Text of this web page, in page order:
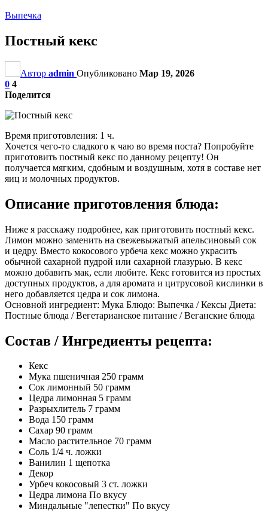
Выпечка
Постный кекс
Автор admin Опубликовано Мар 19, 2026
0 4
Поделится
Время приготовления: 1 ч.
Хочется чего-то сладкого к чаю во время поста? Попробуйте
приготовить постный кекс по данному рецепту! Он
получается мягким, сдобным и воздушным, хотя в составе нет
яиц и молочных продуктов.
Описание приготовления блюда:
Ниже я расскажу подробнее, как приготовить постный кекс.
Лимон можно заменить на свежевыжатый апельсиновый сок
и цедру. Вместо кокосового урбеча кекс можно украсить
обычной сахарной пудрой или сахарной глазурью. В кекс
можно добавить мак, если любите. Кекс готовится из простых
доступных продуктов, а для аромата и цитрусовой кислинки в
него добавляется цедра и сок лимона.
Основной ингредиент: Мука Блюдо: Выпечка / Кексы Диета:
Постные блюда / Вегетарианское питание / Веганские блюда
Состав / Ингредиенты рецепта:
Кекс
Мука пшеничная 250 грамм
Сок лимонный 50 грамм
Цедра лимонная 5 грамм
Разрыхлитель 7 грамм
Вода 150 грамм
Сахар 90 грамм
Масло растительное 70 грамм
Соль 1/4 ч. ложки
Ванилин 1 щепотка
Декор
Урбеч кокосовый 3 ст. ложки
Цедра лимона По вкусу
Миндальные "лепестки" По вкусу